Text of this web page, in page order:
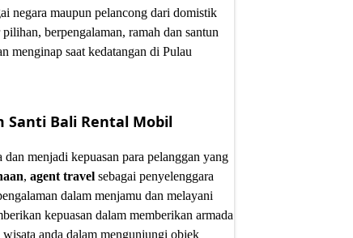
negara maupun pelancong dari domistik
berpengalaman, ramah dan santun
menginap saat kedatangan di Pulau
Santi Bali Rental Mobil
menjadi kepuasan para pelanggan yang
, agent travel sebagai penyelenggara
dalam menjamu dan melayani
kepuasan dalam memberikan armada
anda dalam mengunjungi objek